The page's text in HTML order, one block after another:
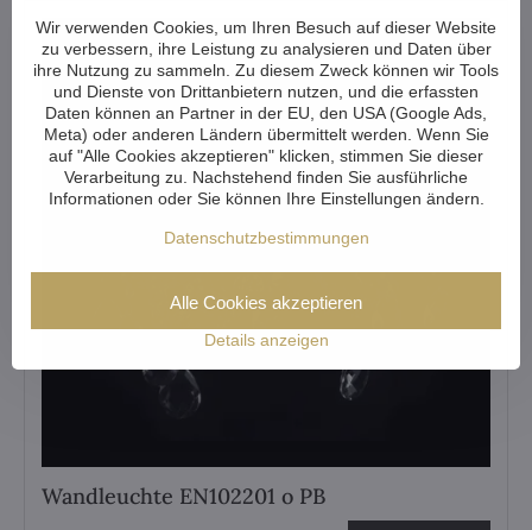
Wandleuchte EN102201 o PB
Wir verwenden Cookies, um Ihren Besuch auf dieser Website
zu verbessern, ihre Leistung zu analysieren und Daten über
ihre Nutzung zu sammeln. Zu diesem Zweck können wir Tools
und Dienste von Drittanbietern nutzen, und die erfassten
Daten können an Partner in der EU, den USA (Google Ads,
Meta) oder anderen Ländern übermittelt werden. Wenn Sie
auf "Alle Cookies akzeptieren" klicken, stimmen Sie dieser
Verarbeitung zu. Nachstehend finden Sie ausführliche
Informationen oder Sie können Ihre Einstellungen ändern.
Datenschutzbestimmungen
Details anzeigen
Alle Cookies akzeptieren